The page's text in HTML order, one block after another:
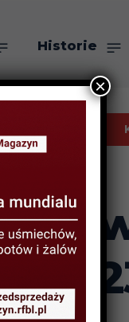
Historie
×